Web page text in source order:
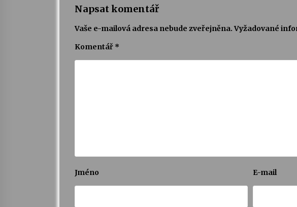
Napsat komentář
Vaše e-mailová adresa nebude zveřejněna. Vyžadované
Komentář *
Jméno E-mail